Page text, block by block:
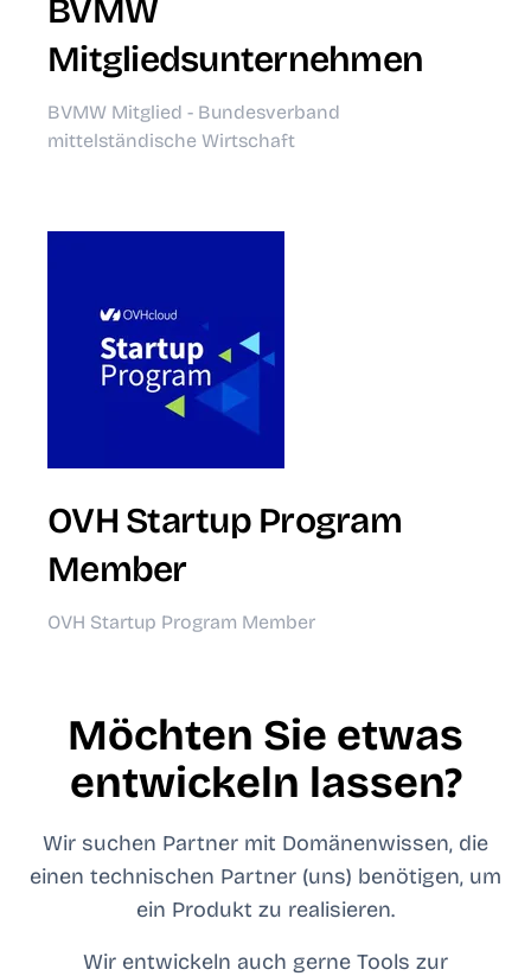
BVMW
Mitgliedsunternehmen
BVMW Mitglied - Bundesverband
mittelständische Wirtschaft
OVH Startup Program
Member
OVH Startup Program Member
Möchten Sie etwas
entwickeln lassen?
Wir suchen Partner mit Domänenwissen, die
einen technischen Partner (uns) benötigen, um
ein Produkt zu realisieren.
Wir entwickeln auch gerne Tools zur